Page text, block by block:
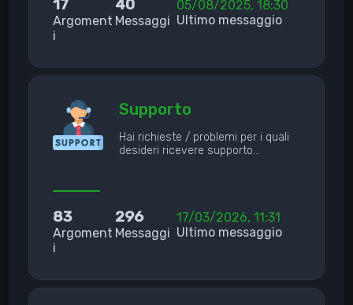
17
Argoment
i
40
Messaggi
05/08/2025, 18:30
Ultimo messaggio
Supporto
Hai richieste / problemi per i quali
desideri ricevere supporto…
83
Argoment
i
296
Messaggi
17/03/2026, 11:31
Ultimo messaggio